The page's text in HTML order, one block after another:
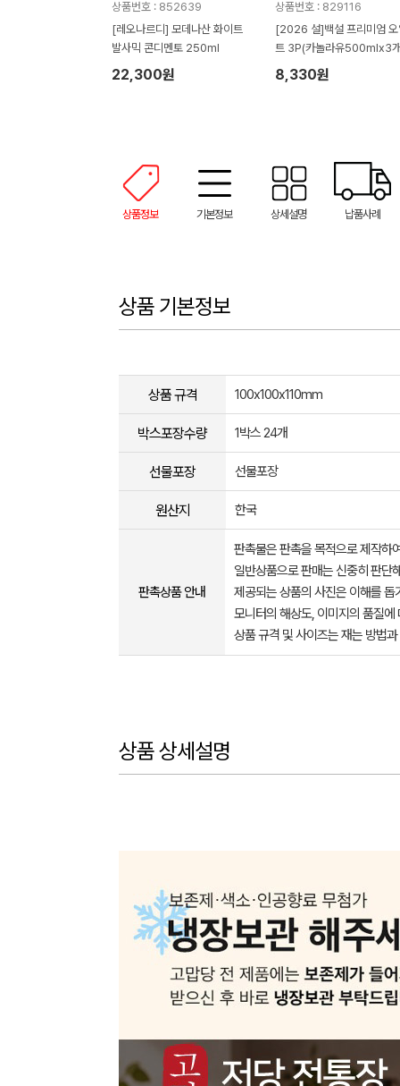
상품번호 : 852639
[레오나르디] 모데나산 화이트
발사믹 콘디멘토 250ml
22,300원
상품번호 : 829116
[2026 설]백설 프리미엄 오
트 3P(카놀라유500mlx3
8,330원
상품정보 기본정보 상세설명 납품사례
상품 기본정보
상품 규격 100x100x110mm
박스포장수량 1박스 24개
선물포장 선물포장
원산지 한국
판촉상품 안내
판촉물은 판촉을 목적으로 제작하
일반상품으로 판매는 신중히 판단
제공되는 상품의 사진은 이해를
모니터의 해상도, 이미지의 품질
상품 규격 및 사이즈는 재는 방법
상품 상세설명